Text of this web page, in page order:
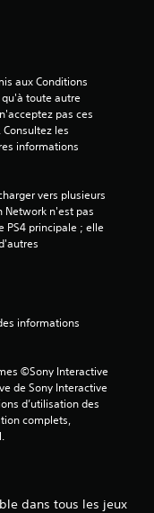
aux Conditions
toute autre
pas ces
les
informations
vers plusieurs
Network n'est pas
principale ; elle
©Sony Interactive
de Sony Interactive
d’utilisation des
complets,
dans tous les jeux